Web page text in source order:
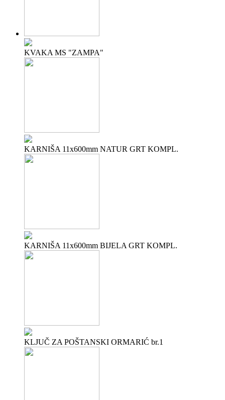
KVAKA MS "ZAMPA"
KARNIŠA 11x600mm NATUR GRT KOMPL.
KARNIŠA 11x600mm BIJELA GRT KOMPL.
KLJUČ ZA POŠTANSKI ORMARIĆ br.1